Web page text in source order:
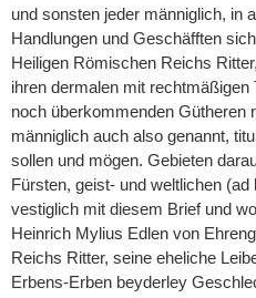
und sonsten jeder männiglich, in
Handlungen und Geschäfften
Heiligen Römischen Reichs
ihren dermalen mit
noch überkommenden Gütheren
männiglich auch also genannt,
sollen und mögen. Gebieten
Fürsten, geist- und weltlichen
vestiglich mit diesem Brief und
Heinrich Mylius Edlen von
Reichs Ritter, seine eheliche
Erbens-Erben beyderley